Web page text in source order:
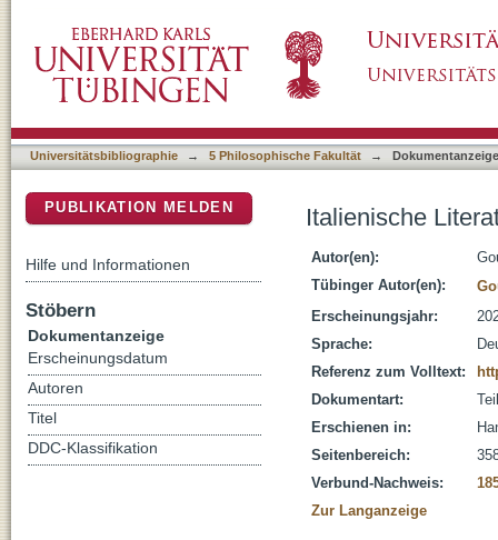
Universitätsbibliographie → 5 Philosophische Fakultät → Dokumentanzeige
Italienische
Autor(en):
Tübinger Autor(en):
Erscheinungsjahr:
Sprache:
Referenz zum Volltext:
Dokumentart:
Erschienen in:
Seitenbereich:
Verbund-Nachweis:
Zur Langanzeige
PUBLIKATION MELDEN
Hilfe und Informationen
Stöbern
Dokumentanzeige
Erscheinungsdatum
Autoren
Titel
DDC-Klassifikation